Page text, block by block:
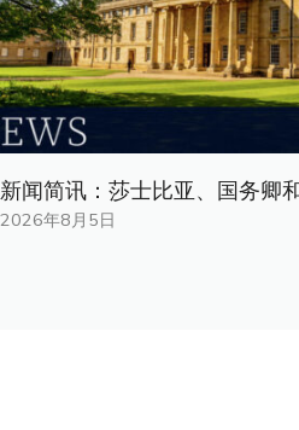
新闻简讯：莎士比亚、国务卿
2026年8月5日